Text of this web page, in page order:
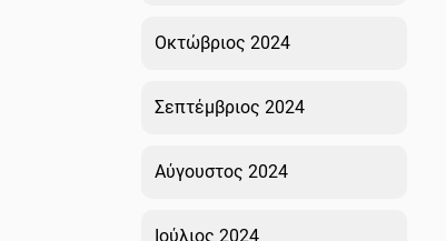
Οκτώβριος 2024
Σεπτέμβριος 2024
Αύγουστος 2024
Ιούλιος 2024